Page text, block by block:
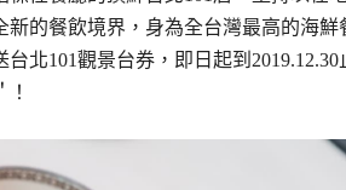
新的餐飲境界，身為全台灣最高的海
台北101觀景台券，即日起到